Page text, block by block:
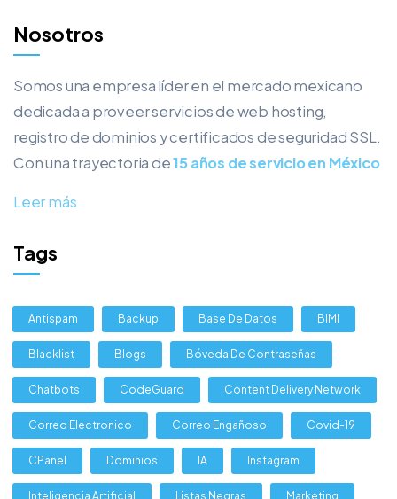
Nosotros
Somos una empresa líder en el mercado mexicano
dedicada a proveer servicios de web hosting,
registro de dominios y certificados de seguridad SSL.
Con una trayectoria de15 años de servicio en México
Leer más
Tags
Antispam Backup Base De Datos BIMI
Blacklist Blogs Bóveda De Contraseñas
Chatbots CodeGuard Content Delivery Network
Correo Electronico Correo Engañoso Covid-19
CPanel Dominios IA Instagram
Inteligencia Artificial Listas Negras Marketing